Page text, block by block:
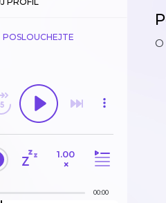
POSLOUCHEJTE
1.00
×
00:00